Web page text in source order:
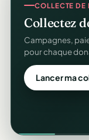
COLLECTE DE
Collectez
Campagnes,
pour chaque
Lancer ma